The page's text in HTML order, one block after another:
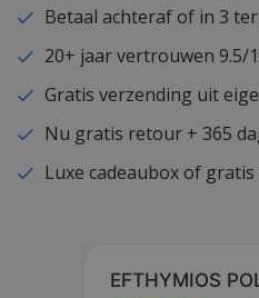
Betaal achteraf of in 3
20+ jaar vertrouwen 9.5/10
Gratis verzending uit
Nu gratis retour + 365
Luxe cadeaubox of gratis